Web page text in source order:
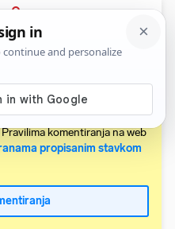
PRIJAVA
Relevantni
članke obvezan je
komentiranja na web
propisanim stavkom